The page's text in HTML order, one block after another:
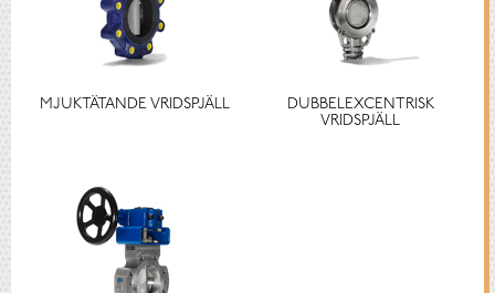
MJUKTÄTANDE VRIDSPJÄLL
DUBBELEXCENTRISK
VRIDSPJÄLL